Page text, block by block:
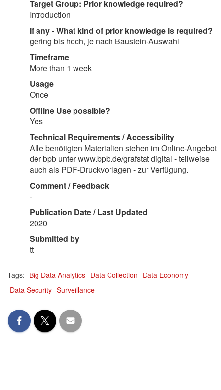
Target Group: Prior knowledge required?
Introduction
If any - What kind of prior knowledge is required?
gering bis hoch, je nach Baustein-Auswahl
Timeframe
More than 1 week
Usage
Once
Offline Use possible?
Yes
Technical Requirements / Accessibility
Alle benötigten Materialien stehen im Online-Angebot
der bpb unter www.bpb.de/grafstat digital - teilweise
auch als PDF-Druckvorlagen - zur Verfügung.
Comment / Feedback
-
Publication Date / Last Updated
2020
Submitted by
tt
Tags: Big Data Analytics Data Collection Data Economy
Data Security Surveillance